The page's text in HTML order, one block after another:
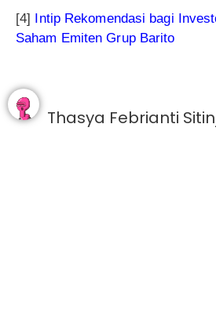
[4] Intip Rekomendasi bagi
Saham Emiten Grup Barito
Thasya Febrianti